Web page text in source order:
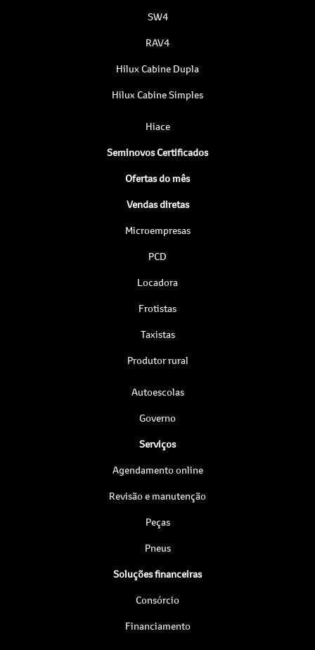
SW4
RAV4
Hilux Cabine Dupla
Hilux Cabine Simples
Hiace
Seminovos Certificados
Ofertas do mês
Vendas diretas
Microempresas
PCD
Locadora
Frotistas
Taxistas
Produtor rural
Autoescolas
Governo
Serviços
Agendamento online
Revisão e manutenção
Peças
Pneus
Soluções financeiras
Consórcio
Financiamento